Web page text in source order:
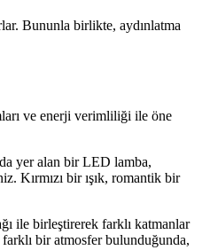
Bununla birlikte, aydınlatma
ve enerji verimliliği ile öne
yer alan bir LED lamba,
Kırmızı bir ışık, romantik bir
ile birleştirerek farklı katmanlar
bir atmosfer bulunduğunda,